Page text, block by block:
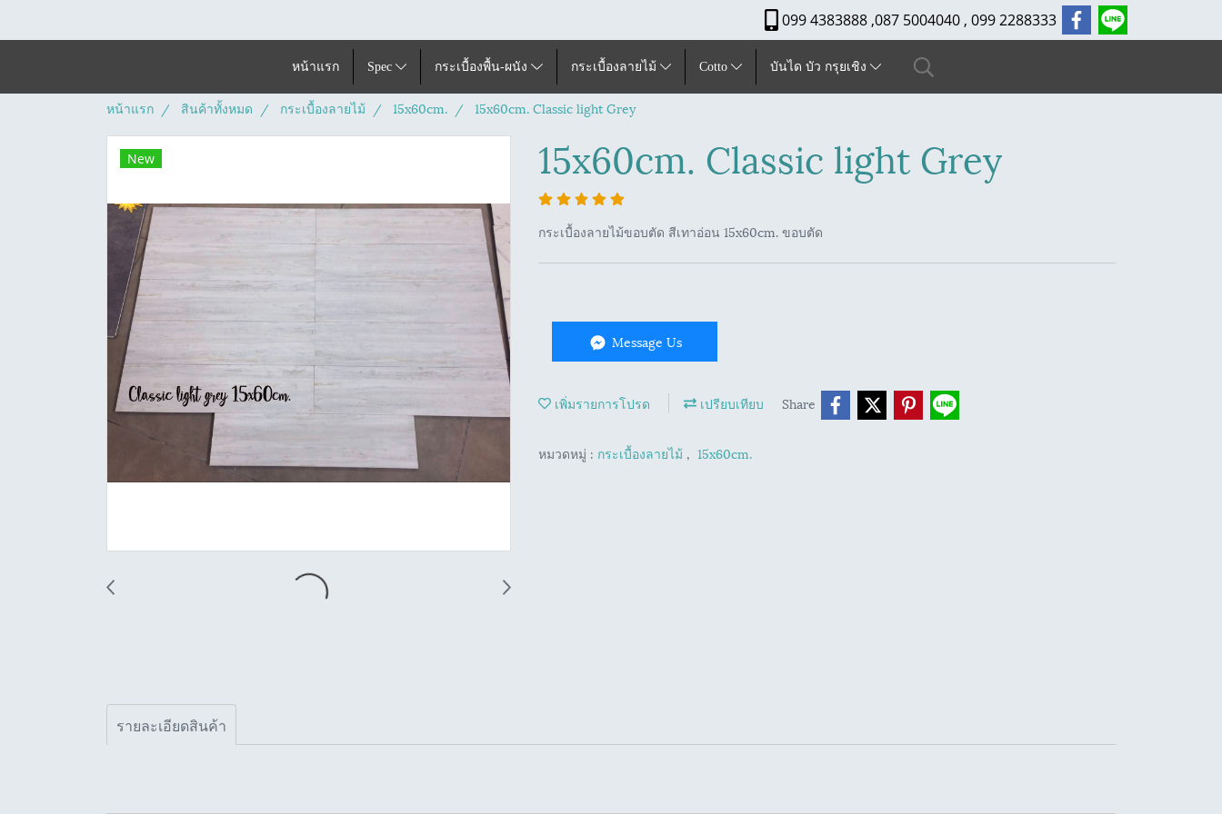
099 4383888 ,087 5004040 , 099 2288333
หน้าแรก Spec กระเบื้องพื้น-ผนัง กระเบื้องลายไม้ Cotto บันได บัว กรุยเชิง
หน้าแรก สินค้าทั้งหมด กระเบื้องลายไม้ 15x60cm. 15x60cm. Classic light Grey
New 15x60cm. Classic light Grey
กระเบื้องลายไม้ขอบตัด สีเทาอ่อน 15x60cm. ขอบตัด
Message Us
เพิ่มรายการโปรด เปรียบเทียบ Share
หมวดหมู่ : กระเบื้องลายไม้ , 15x60cm.
รายละเอียดสินค้า